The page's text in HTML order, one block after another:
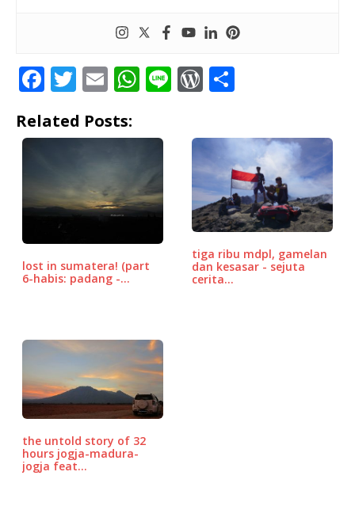
F
c
b
o
o
k
T
it
te
r
E
ai
l
W
at
A
p
Li W
r
d
P
r
e
ss
ar
e
Related Posts:
lost in sumatera! (part
6-habis: padang -…
tiga ribu mdpl, gamelan
dan kesasar - sejuta
cerita…
the untold story of 32
hours jogja-madura-
jogja feat…